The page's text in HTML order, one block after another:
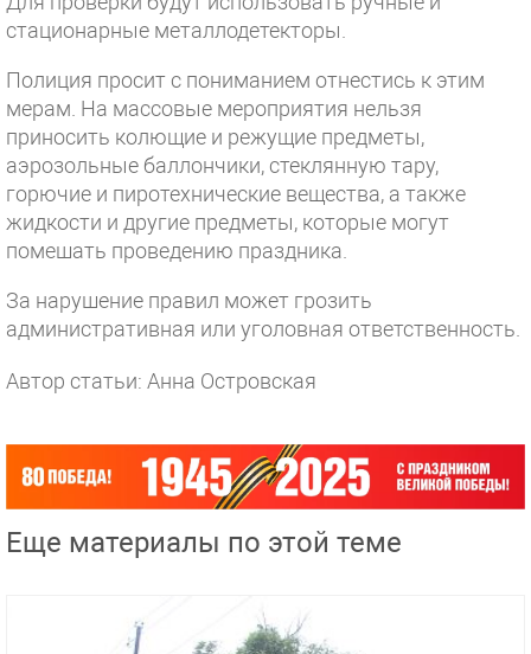
стационарные металлодетекторы.
Полиция просит с пониманием отнестись к этим
мерам. На массовые мероприятия нельзя
приносить колющие и режущие предметы,
аэрозольные баллончики, стеклянную тару,
горючие и пиротехнические вещества, а также
жидкости и другие предметы, которые могут
помешать проведению праздника.
За нарушение правил может грозить
административная или уголовная ответственность.
Автор статьи: Анна Островская
Еще материалы по этой теме